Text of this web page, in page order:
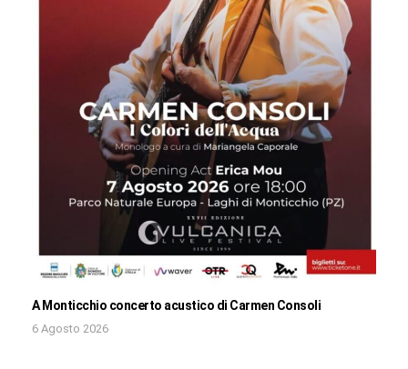
A Monticchio concerto acustico di Carmen Consoli
6 Agosto 2026